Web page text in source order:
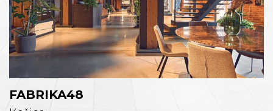
FABRIKA48